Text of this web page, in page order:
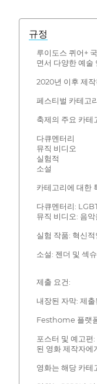
규정
루이도스 퀴어+
면서 다양한 예술
2020년 이후 제
페스티벌 카테고
축제의 주요 카테
다큐멘터리
뮤직 비디오
실험적
소설
카테고리에 대한
다큐멘터리:
뮤직 비디오: 음
실험 작품: 혁신
소설: 젠더 및 섹
제출 요건:
내장된 자막: 제
Festhome 플랫
포스터 및 예고
된 영화 제작자에
영화는 해당 카테